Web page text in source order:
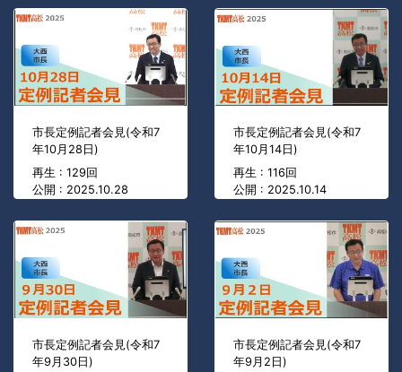
市長定例記者会見(令和7
年10月28日)
再生 : 129回
公開 : 2025.10.28
市長定例記者会見(令和7
年10月14日)
再生 : 116回
公開 : 2025.10.14
市長定例記者会見(令和7
年9月30日)
市長定例記者会見(令和7
年9月2日)